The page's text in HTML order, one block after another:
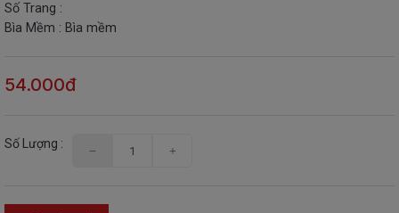
STEM
Số Trang :
Bìa Mềm : Bìa mềm
54.000đ
Số Lượng :